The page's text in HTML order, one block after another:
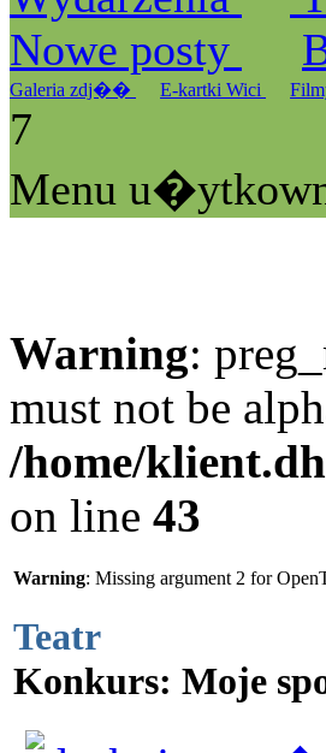
Nowe posty
Galeria zdj�� E-kartki Wici
7
Menu
Warning:
must not be
/home/
on line 43
Warning: Missing argument 2 for
Teatr
Konkurs: Moje